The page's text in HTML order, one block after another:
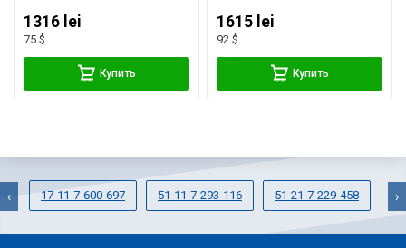
1316 lei
75 $
Купить
1615 lei
92 $
Купить
17-11-7-600-697 51-11-7-293-116 51-21-7-229-458
‹ ›